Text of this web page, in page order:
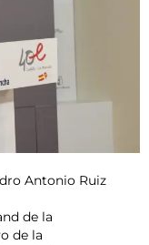
Antonio Ruiz
de la
de la